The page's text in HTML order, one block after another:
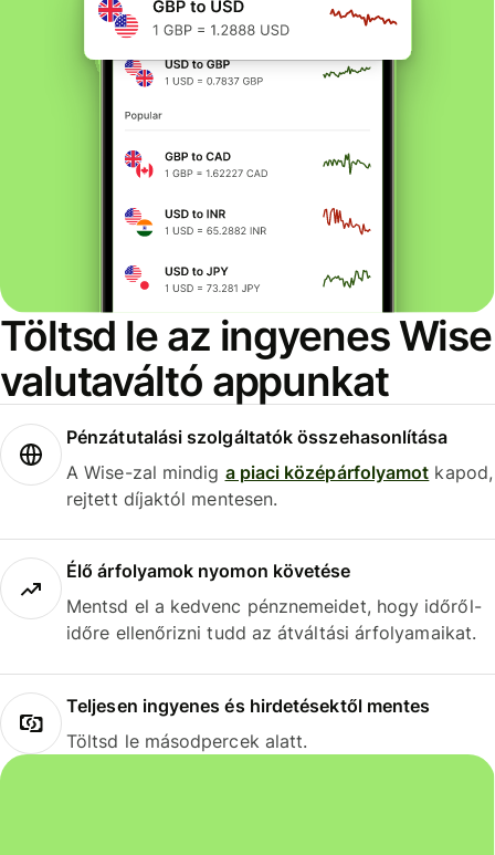
Töltsd le az ingyenes Wise
valutaváltó appunkat
Pénzátutalási szolgáltatók összehasonlítása
A Wise-zal mindig a piaci középárfolyamot kapod,
rejtett díjaktól mentesen.
Élő árfolyamok nyomon követése
Mentsd el a kedvenc pénznemeidet, hogy időről-
időre ellenőrizni tudd az átváltási árfolyamaikat.
Teljesen ingyenes és hirdetésektől mentes
Töltsd le másodpercek alatt.